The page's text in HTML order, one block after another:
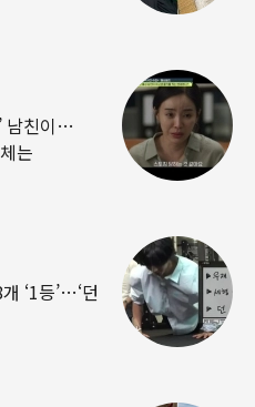
남친이…
는
‘1등’…‘던